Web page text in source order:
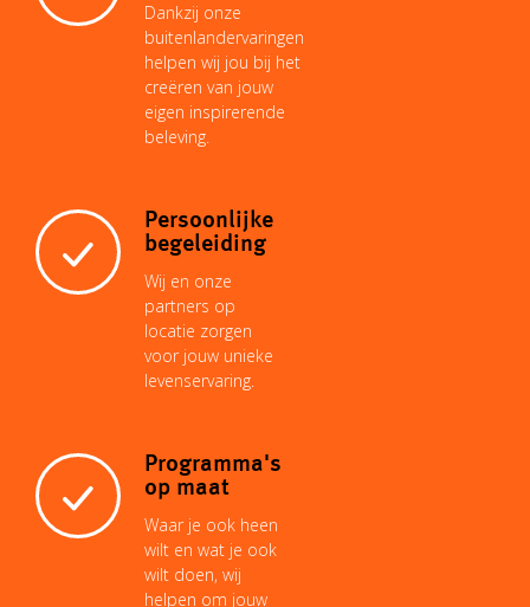
Dankzij onze
buitenlandervaringen
helpen wij jou bij het
creëren van jouw
eigen inspirerende
beleving.
Persoonlijke
begeleiding
Wij en onze
partners op
locatie zorgen
voor jouw unieke
levenservaring.
Programma's
op maat
Waar je ook heen
wilt en wat je ook
wilt doen, wij
helpen om jouw